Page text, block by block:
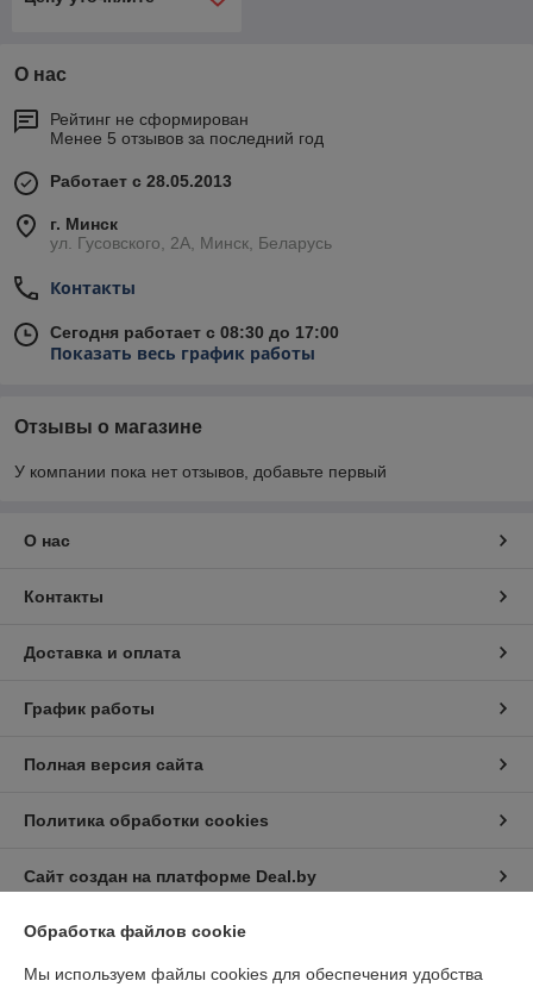
О нас
Рейтинг не сформирован
Менее 5 отзывов за последний год
Работает с 28.05.2013
г. Минск
ул. Гусовского, 2А, Минск, Беларусь
Контакты
Сегодня работает с 08:30 до 17:00
Показать весь график работы
Отзывы о магазине
У компании пока нет отзывов, добавьте первый
О нас
Контакты
Доставка и оплата
График работы
Полная версия сайта
Политика обработки cookies
Сайт создан на платформе Deal.by
Обработка файлов cookie
Мы используем файлы cookies для обеспечения удобства